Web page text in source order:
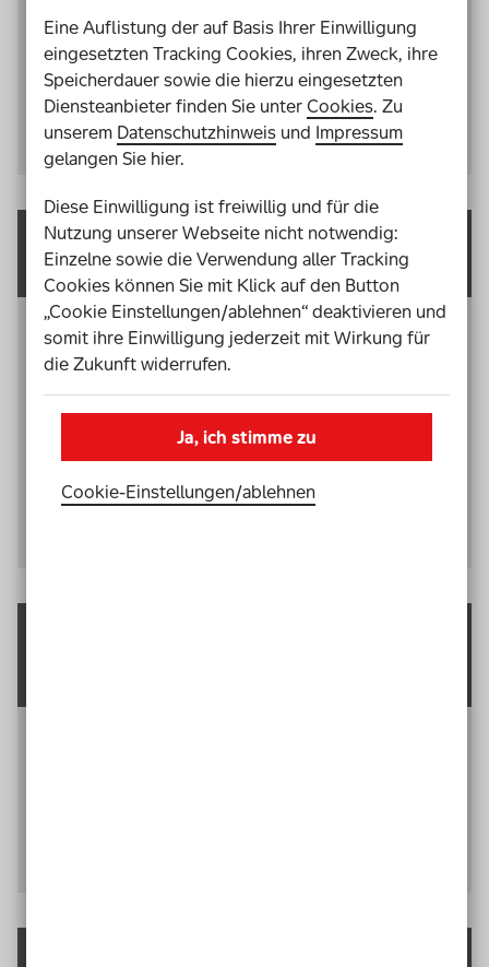
Begriffe. Warum können synchrone Lernphase den
Selbstlernkurs barrierefreier machen? Was besagt
dieWCAGfür digitale Barrierefreiheit?
Zu Kapitel 1 - Vorüberlegungen
Kapitel 2: Planungs- und
Entwicklungsphase
Wie organisiere ich die Lerneinheiten, wie entwickle
ich ein Storyboard
und welche Lernmedien sind
Planung des Kurses und der Produktion der
Zu Kapitel 2 - Planungs- und
Eine Auflistung der auf Basis Ihrer Einwilligung
eingesetzten Tracking Cookies, ihren Zweck, ihre
Speicherdauer sowie die hierzu eingesetzten
Diensteanbieter finden Sie unterCookies. Zu
unserem Datenschutzhinweis und Impressum
gelangen Sie hier.
Diese Einwilligung ist freiwillig und für die
Nutzung unserer Webseite nicht notwendig:
Einzelne sowie die Verwendung aller Tracking
Cookies können Sie mit Klick auf den Button
„Cookie Einstellungen/ablehnen“ deaktivieren und
somit ihre Einwilligung jederzeit mit Wirkung für
die Zukunft widerrufen.
Ja, ich stimme zu
Cookie-Einstellungen­/­ablehnen